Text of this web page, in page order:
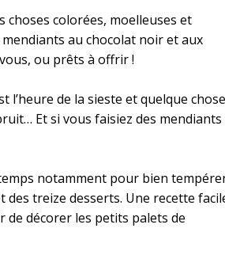
colorées, moelleuses et
au chocolat noir et aux
ou prêts à offrir !
l’heure de la sieste et quelque chose
Et si vous faisiez des mendiants
notamment pour bien
des treize desserts. Une recette
de décorer les petits palets de